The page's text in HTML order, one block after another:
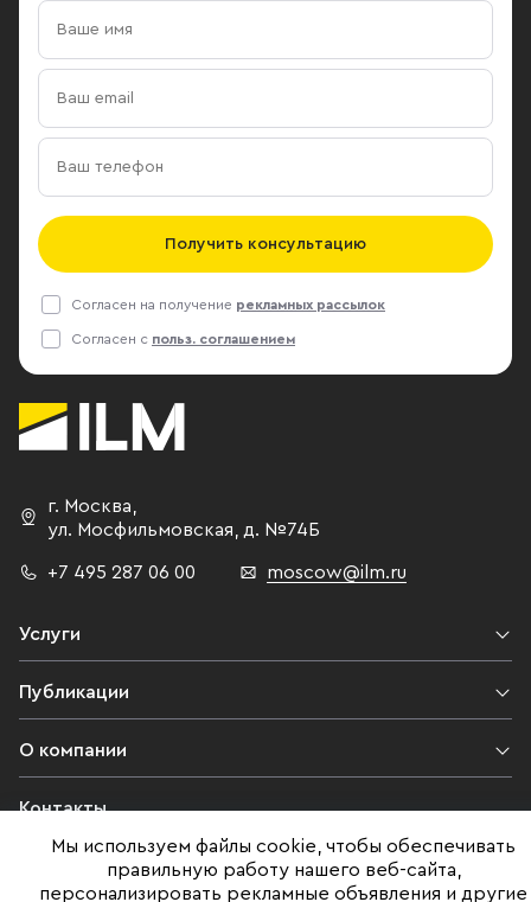
Получить консультацию
Согласен на получение рекламных рассылок
Согласен с польз. соглашением
г. Москва,
ул. Мосфильмовская, д. №74Б
+7 495 287 06 00 moscow@ilm.ru
Услуги
Публикации
О компании
Контакты
Юридическая информация
Мы используем файлы cookie, чтобы обеспечивать
правильную работу нашего веб-сайта,
персонализировать рекламные объявления и другие